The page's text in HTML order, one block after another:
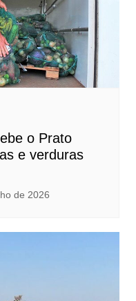
o Prato
e verduras
de 2026